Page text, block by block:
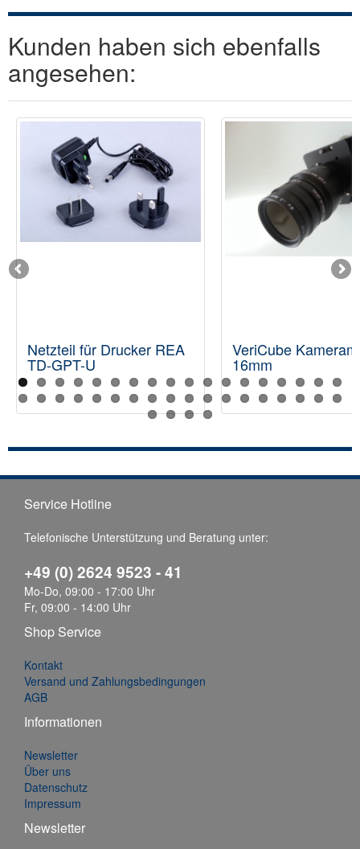
Kunden haben sich ebenfalls
angesehen:
Netzteil für Drucker REA
TD-GPT-U
VeriCube
16mm
Service Hotline
Telefonische Unterstützung und Beratung unter:
+49 (0) 2624 9523 - 41
Mo-Do, 09:00 - 17:00 Uhr
Fr, 09:00 - 14:00 Uhr
Shop Service
Kontakt
Versand und Zahlungsbedingungen
AGB
Informationen
Newsletter
Über uns
Datenschutz
Impressum
Newsletter